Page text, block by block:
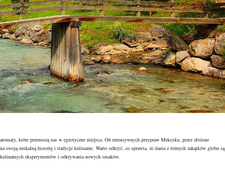
które przenoszą nas w egzotyczne miejsca. Od intensywnych przypraw Meksyku, przez złożone
unikalną historię i tradycje kulinarne. Warto odkryć, co sprawia, że dania z różnych zakątków globu są
eksperymentów i odkrywania nowych smaków.